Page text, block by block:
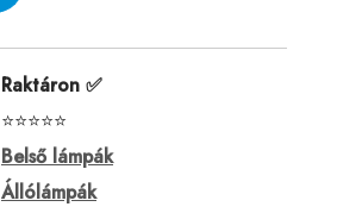
Raktáron ✅
⭐⭐⭐⭐⭐
Belső lámpák
Állólámpák